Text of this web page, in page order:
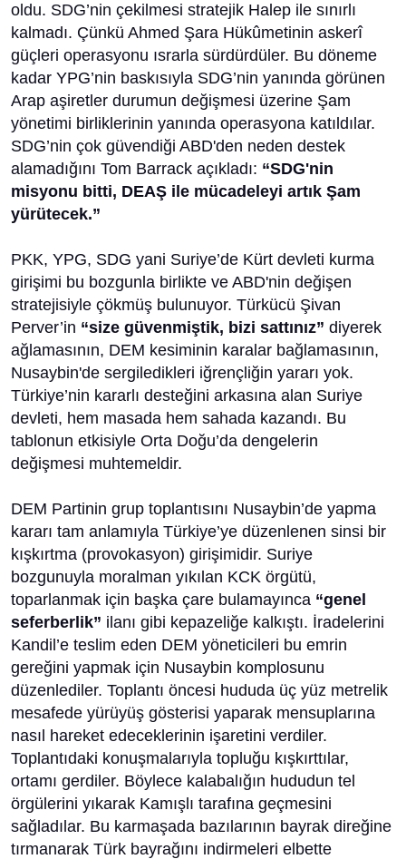
oldu. SDG’nin çekilmesi stratejik Halep ile sınırlı
kalmadı. Çünkü Ahmed Şara Hükûmetinin askerî
güçleri operasyonu ısrarla sürdürdüler. Bu döneme
kadar YPG’nin baskısıyla SDG’nin yanında görünen
Arap aşiretler durumun değişmesi üzerine Şam
yönetimi birliklerinin yanında operasyona katıldılar.
SDG’nin çok güvendiği ABD'den neden destek
alamadığını Tom Barrack açıkladı: “SDG'nin
misyonu bitti, DEAŞ ile mücadeleyi artık Şam
yürütecek.”
PKK, YPG, SDG yani Suriye’de Kürt devleti kurma
girişimi bu bozgunla birlikte ve ABD'nin değişen
stratejisiyle çökmüş bulunuyor. Türkücü Şivan
Perver’in “size güvenmiştik, bizi sattınız” diyerek
ağlamasının, DEM kesiminin karalar bağlamasının,
Nusaybin'de sergiledikleri iğrençliğin yararı yok.
Türkiye’nin kararlı desteğini arkasına alan Suriye
devleti, hem masada hem sahada kazandı. Bu
tablonun etkisiyle Orta Doğu’da dengelerin
değişmesi muhtemeldir.
DEM Partinin grup toplantısını Nusaybin’de yapma
kararı tam anlamıyla Türkiye’ye düzenlenen sinsi bir
kışkırtma (provokasyon) girişimidir. Suriye
bozgunuyla moralman yıkılan KCK örgütü,
toparlanmak için başka çare bulamayınca “genel
seferberlik” ilanı gibi kepazeliğe kalkıştı. İradelerini
Kandil’e teslim eden DEM yöneticileri bu emrin
gereğini yapmak için Nusaybin komplosunu
düzenlediler. Toplantı öncesi hududa üç yüz metrelik
mesafede yürüyüş gösterisi yaparak mensuplarına
nasıl hareket edeceklerinin işaretini verdiler.
Toplantıdaki konuşmalarıyla topluğu kışkırttılar,
ortamı gerdiler. Böylece kalabalığın hududun tel
örgülerini yıkarak Kamışlı tarafına geçmesini
sağladılar. Bu karmaşada bazılarının bayrak direğine
tırmanarak Türk bayrağını indirmeleri elbette